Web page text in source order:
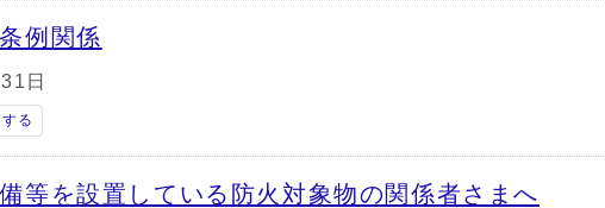
例関係
日
る
等を設置している防火対象物の関係者さまへ